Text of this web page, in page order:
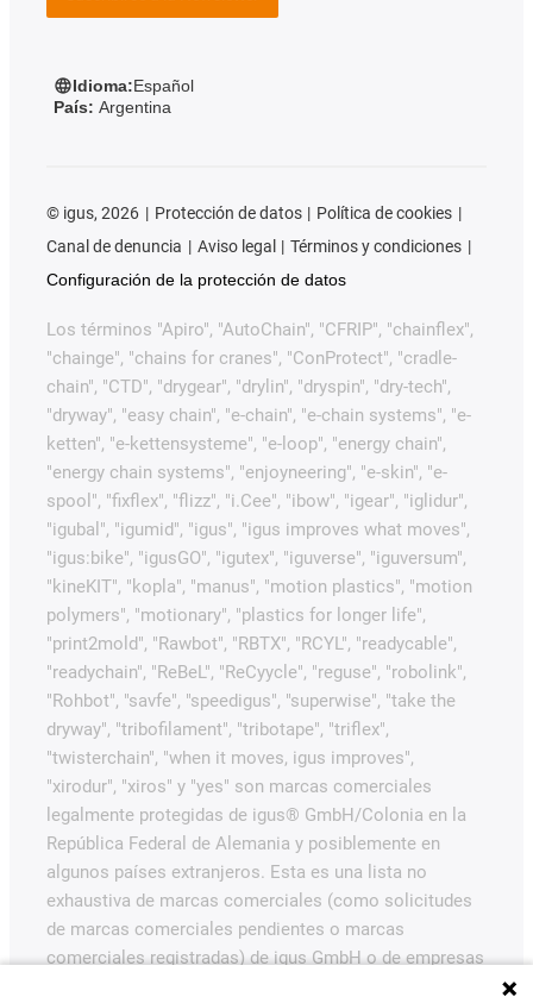
Idioma:Español
País: Argentina
© igus, 2026 Protección de datos
Política de cookies
Canal de denuncia
Aviso legal
Términos y condiciones
Configuración de la protección de datos
Los términos "Apiro", "AutoChain", "CFRIP", "chainflex",
"chainge", "chains for cranes", "ConProtect", "cradle-
chain", "CTD", "drygear", "drylin", "dryspin", "dry-tech",
"dryway", "easy chain", "e-chain", "e-chain systems", "e-
ketten", "e-kettensysteme", "e-loop", "energy chain",
"energy chain systems", "enjoyneering", "e-skin", "e-
spool", "fixflex", "flizz", "i.Cee", "ibow", "igear", "iglidur",
"igubal", "igumid", "igus", "igus improves what moves",
"igus:bike", "igusGO", "igutex", "iguverse", "iguversum",
"kineKIT", "kopla", "manus", "motion plastics", "motion
polymers", "motionary", "plastics for longer life",
"print2mold", "Rawbot", "RBTX", "RCYL", "readycable",
"readychain", "ReBeL", "ReCyycle", "reguse", "robolink",
"Rohbot", "savfe", "speedigus", "superwise", "take the
dryway", "tribofilament", "tribotape", "triflex",
"twisterchain", "when it moves, igus improves",
"xirodur", "xiros" y "yes" son marcas comerciales
legalmente protegidas de igus® GmbH/Colonia en la
República Federal de Alemania y posiblemente en
algunos países extranjeros. Esta es una lista no
exhaustiva de marcas comerciales (como solicitudes
de marcas comerciales pendientes o marcas
comerciales registradas) de igus GmbH o de empresas